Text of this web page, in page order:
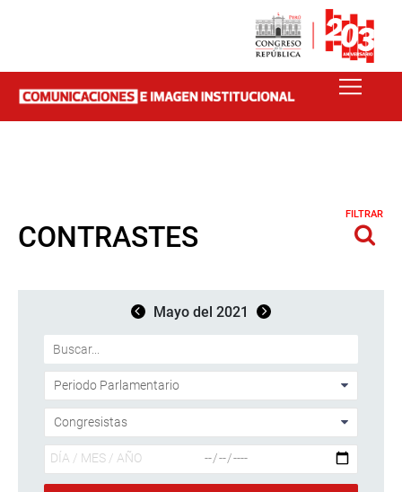
CONTRASTES
FILTRAR
Mayo del 2021